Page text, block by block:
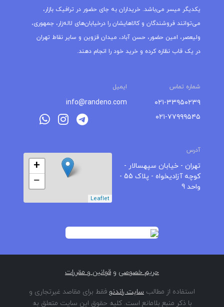
یکدیگر میسر می‌باشد. خریداران به جای حضور در ترافیک بازار،
می‌توانند فروشندگان و کالاهایشان را درخیابان‌های لاله‌زار، جمهوری،
ولیعصر، امین حضور، حسن آباد، میدان قزوین و سایر نقاط تهران
در یک قاب نظاره کرده و خرید خود را انجام دهند.
شماره تماس ایمیل
۰۲۱-۳۳۹۵۰۲۳۹
۰۲۱-۷۷۹۹۹۵۴۵
info@randeno.com
آدرس
تهران - خیابان سپهسالار -
کوچه آزادیخواه - پلاک 55 -
واحد 9
+
−
Leaflet
حریم خصوصی و قوانین و مقررات
استفاده از مطالب سایت راندنو فقط برای مقاصد غیرتجاری و
با ذکر منبع بلامانع است. کلیه حقوق این سایت متعلق به